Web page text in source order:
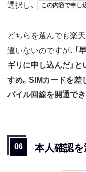
選択し、
この内容で申し
どちらを選んでも楽
違いないのですが、 「
ギリに申し込んだ」と
すめ。SIMカードを差
バイル回線を開通でき
本人確認を